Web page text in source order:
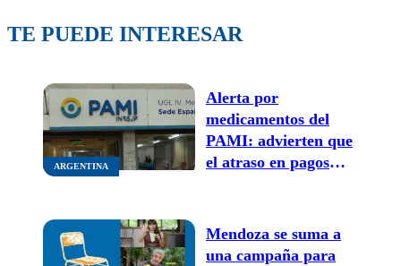
TE PUEDE INTERESAR
ARGENTINA
Alerta por
medicamentos del
PAMI: advierten que
el atraso en pagos
en todo el país
Mendoza se suma a
una campaña para